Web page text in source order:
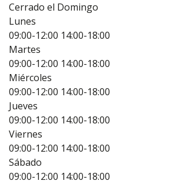
Cerrado el Domingo
Lunes
09:00-12:00 14:00-18:00
Martes
09:00-12:00 14:00-18:00
Miércoles
09:00-12:00 14:00-18:00
Jueves
09:00-12:00 14:00-18:00
Viernes
09:00-12:00 14:00-18:00
Sábado
09:00-12:00 14:00-18:00